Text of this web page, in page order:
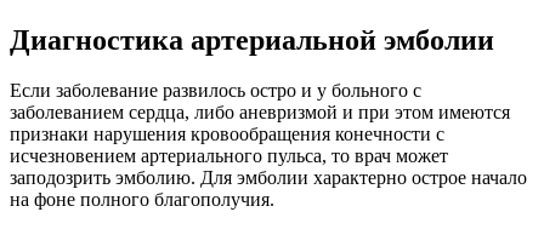
Диагностика артериальной эмболии
Если заболевание развилось остро и у больного с
заболеванием сердца, либо аневризмой и при этом имеются
признаки нарушения кровообращения конечности с
исчезновением артериального пульса, то врач может
заподозрить эмболию. Для эмболии характерно острое начало
на фоне полного благополучия.